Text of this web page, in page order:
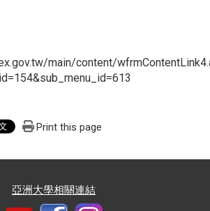
main/content/
Print this page
亞洲大學相關連結